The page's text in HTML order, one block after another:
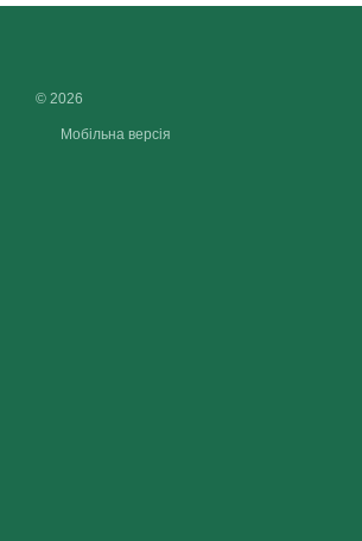
© 2026
Мобільна версія